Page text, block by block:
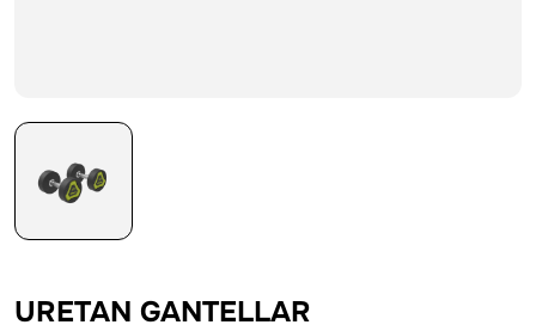
URETAN GANTELLAR